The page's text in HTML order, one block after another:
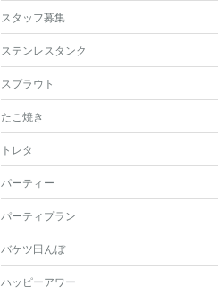
スタッフ募集
ステンレスタンク
スプラウト
たこ焼き
トレタ
パーティー
パーティプラン
バケツ田んぼ
ハッピーアワー